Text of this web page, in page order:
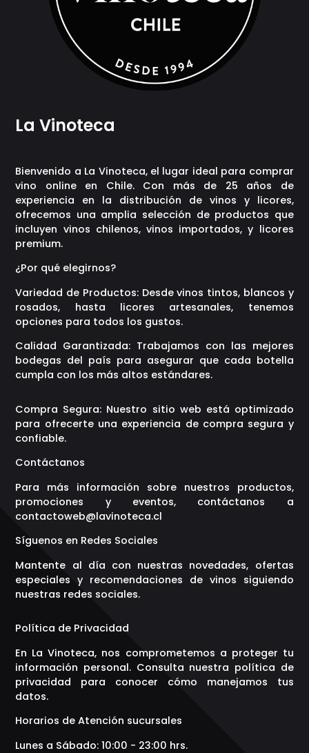
La Vinoteca
Bienvenido a La Vinoteca, el lugar ideal para comprar
vino online en Chile. Con más de 25 años de
experiencia en la distribución de vinos y licores,
ofrecemos una amplia selección de productos que
incluyen vinos chilenos, vinos importados, y licores
premium.
¿Por qué elegirnos?
Variedad de Productos: Desde vinos tintos, blancos y
rosados, hasta licores artesanales, tenemos
opciones para todos los gustos.
Calidad Garantizada: Trabajamos con las mejores
bodegas del país para asegurar que cada botella
cumpla con los más altos estándares.
Compra Segura: Nuestro sitio web está optimizado
para ofrecerte una experiencia de compra segura y
confiable.
Contáctanos
Para más información sobre nuestros productos,
promociones y eventos, contáctanos a
contactoweb@lavinoteca.cl
Síguenos en Redes Sociales
Mantente al día con nuestras novedades, ofertas
especiales y recomendaciones de vinos siguiendo
nuestras redes sociales.
Política de Privacidad
En La Vinoteca, nos comprometemos a proteger tu
información personal. Consulta nuestra política de
privacidad para conocer cómo manejamos tus
datos.
Horarios de Atención sucursales
Lunes a Sábado: 10:00 - 23:00 hrs.